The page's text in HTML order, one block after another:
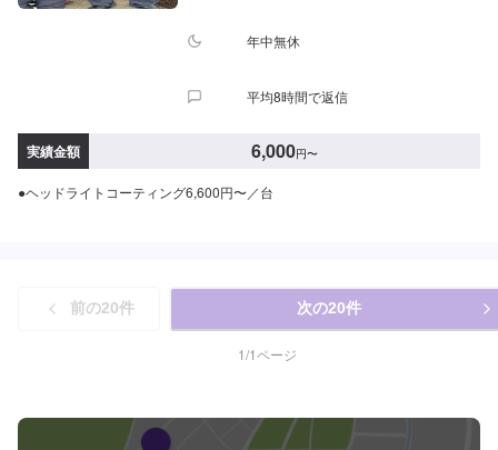
年中無休
平均8時間で返信
実績金額 6,000円〜
●ヘッドライトコーティング6,600円〜／台
前の20件 次の20件
1/1ページ